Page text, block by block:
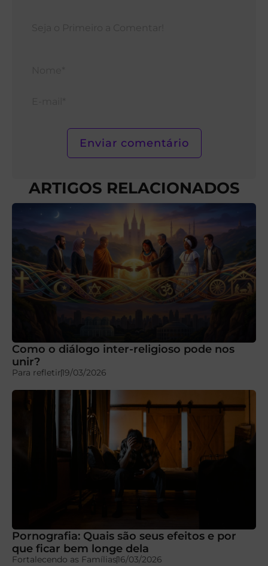
ARTIGOS RELACIONADOS
Como o diálogo inter-religioso pode nos
unir?
Para refletir19/03/2026
Pornografia: Quais são seus efeitos e por
que ficar bem longe dela
Fortalecendo as Famílias16/03/2026